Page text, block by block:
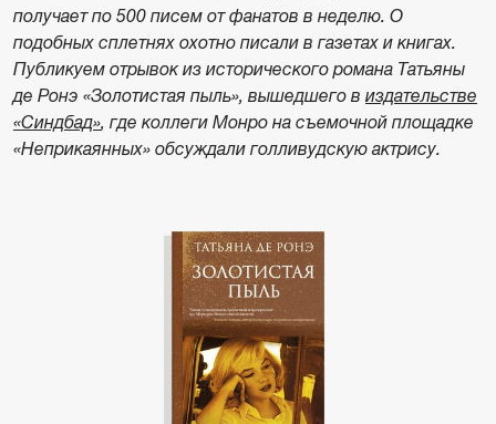
получает по 500 писем от фанатов в неделю. О
подобных сплетнях охотно писали в газетах и книгах.
Публикуем отрывок из исторического романа Татьяны
де Ронэ «Золотистая пыль», вышедшего в издательстве
«Синдбад», где коллеги Монро на съемочной площадке
«Неприкаянных» обсуждали голливудскую актрису.